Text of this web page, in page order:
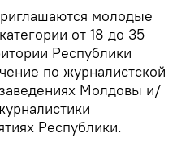
молодые
от 18 до 35
Республики
по журналистской
Молдовы и/
Республики.